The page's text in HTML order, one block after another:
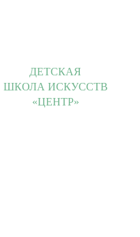
ДЕТСКАЯ
ШКОЛА ИСКУССТВ
«ЦЕНТР»